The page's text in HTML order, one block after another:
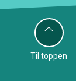
Til toppen